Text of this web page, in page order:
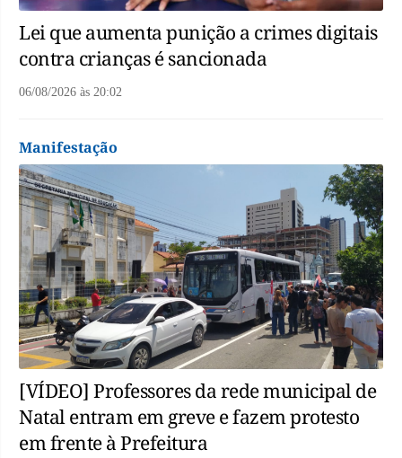
Lei que aumenta punição a crimes digitais
contra crianças é sancionada
06/08/2026 às 20:02
Manifestação
[VÍDEO] Professores da rede municipal de
Natal entram em greve e fazem protesto
em frente à Prefeitura